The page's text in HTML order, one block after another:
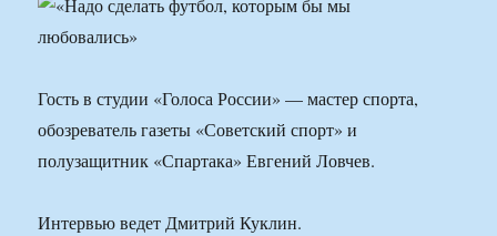
Гость в студии «Голоса России» — мастер спорта,
обозреватель газеты «Советский спорт» и
полузащитник «Спартака» Евгений Ловчев.
Интервью ведет Дмитрий Куклин.